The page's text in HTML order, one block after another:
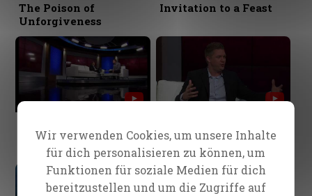
The Poison of
Unforgiveness
Invitation to a Feast
Coming To Our
Senses...
God cares for you!
Wir verwenden Cookies, um unsere Inhalte
für dich personalisieren zu können, um
Funktionen für soziale Medien für dich
bereitzustellen und um die Zugriffe auf